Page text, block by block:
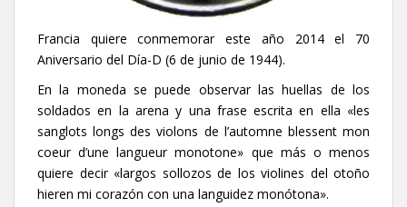
Francia quiere conmemorar este año 2014 el 70
Aniversario del Día-D (6 de junio de 1944).
En la moneda se puede observar las huellas de los
soldados en la arena y una frase escrita en ella «les
sanglots longs des violons de l’automne blessent mon
coeur d’une langueur monotone» que más o menos
quiere decir «largos sollozos de los violines del otoño
hieren mi corazón con una languidez monótona».